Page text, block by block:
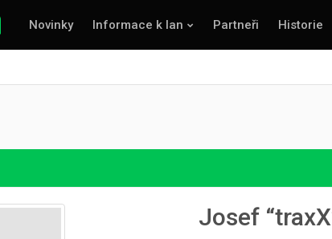
Novinky Informace k lan Partneři Historie
Josef